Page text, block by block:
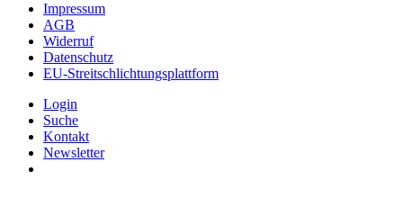
Impressum
AGB
Widerruf
Datenschutz
EU-Streitschlichtungsplattform
Login
Suche
Kontakt
Newsletter